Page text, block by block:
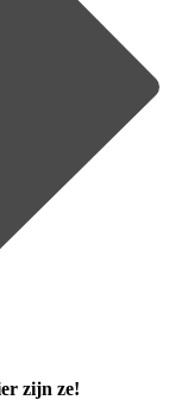
zijn ze!